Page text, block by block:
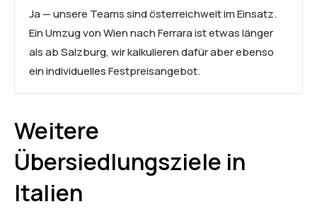
Ja — unsere Teams sind österreichweit im Einsatz.
Ein Umzug von Wien nach Ferrara ist etwas länger
als ab Salzburg, wir kalkulieren dafür aber ebenso
ein individuelles Festpreisangebot.
Weitere
Übersiedlungsziele in
Italien